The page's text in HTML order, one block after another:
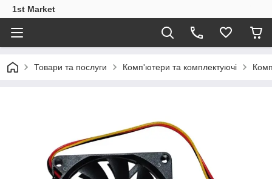
1st Market
Товари та послуги Комп'ютери та комплектуючі